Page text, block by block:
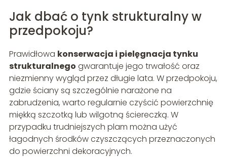
Jak dbać o tynk strukturalny w
przedpokoju?
Prawidłowa konserwacja i pielęgnacja tynku
strukturalnego gwarantuje jego trwałość oraz
niezmienny wygląd przez długie lata. W przedpokoju,
gdzie ściany są szczególnie narażone na
zabrudzenia, warto regularnie czyścić powierzchnię
miękką szczotką lub wilgotną ściereczką. W
przypadku trudniejszych plam można użyć
łagodnych środków czyszczących przeznaczonych
do powierzchni dekoracyjnych.